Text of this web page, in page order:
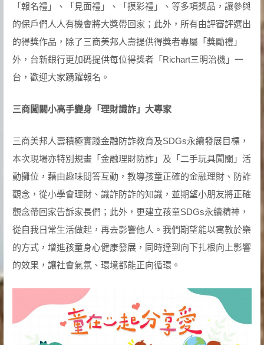
「報名禮」、「見面禮」、「摸彩禮」、等多項獎品，讓參與
的保戶們人人有機會將大獎帶回家；此外，所有由評審評選出
的得獎作品，除了三商美邦人壽提供得獎者專屬「獎勵禮」
外，台新銀行更加碼提供每位得獎者「Richart三明治機」一
台，歡迎大家踴躍報名。
三商闖關小高手變身「理財識詐」大專家
三商美邦人壽積極實踐金融防詐教育及SDGs永續發展目標，
本次現場亦特別規畫「金融理財防詐」及「二手玩具闖關」活
動攤位，藉由趣味問答互動，教導孩童正確的金融理財、防詐
觀念，從小學會理財、識詐防詐的知識，並期望小朋友將正確
觀念帶回家告訴家長們；此外，更建立孩童SDGs永續精神，
從自我日常生活做起，再去影響他人。我們期望能以寓教於樂
的方式，增進孩童身心健康發展，同時達到向下扎根向上影響
的效果，讓社會氣氛、環境都能正向循環。